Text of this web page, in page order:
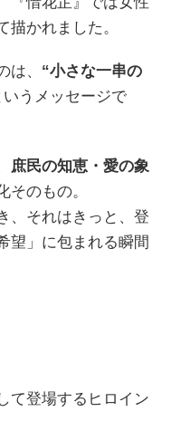
かれました。
は、 “小さな一串の
いうメッセージで
庶民の知恵・愛の象
そのもの。
、それはきっと、登
望」に包まれる瞬間
て登場するヒロイン